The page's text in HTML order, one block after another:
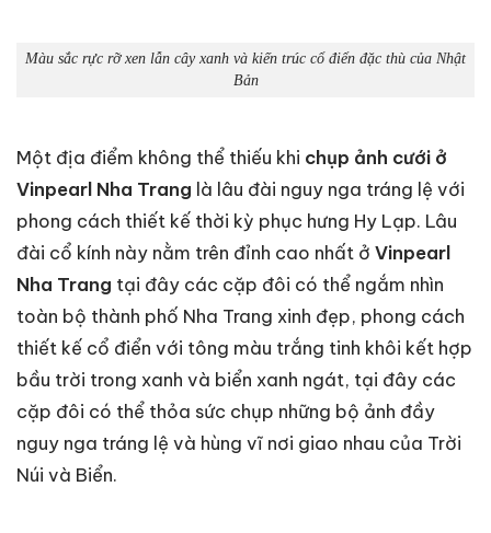
Màu sắc rực rỡ xen lẫn cây xanh và kiến trúc cổ điển đặc thù của Nhật
Bản
Một địa điểm không thể thiếu khi chụp ảnh cưới ở
Vinpearl Nha Trang là lâu đài nguy nga tráng lệ với
phong cách thiết kế thời kỳ phục hưng Hy Lạp. Lâu
đài cổ kính này nằm trên đỉnh cao nhất ở Vinpearl
Nha Trang tại đây các cặp đôi có thể ngắm nhìn
toàn bộ thành phố Nha Trang xinh đẹp, phong cách
thiết kế cổ điển với tông màu trắng tinh khôi kết hợp
bầu trời trong xanh và biển xanh ngát, tại đây các
cặp đôi có thể thỏa sức chụp những bộ ảnh đầy
nguy nga tráng lệ và hùng vĩ nơi giao nhau của Trời
Núi và Biển.